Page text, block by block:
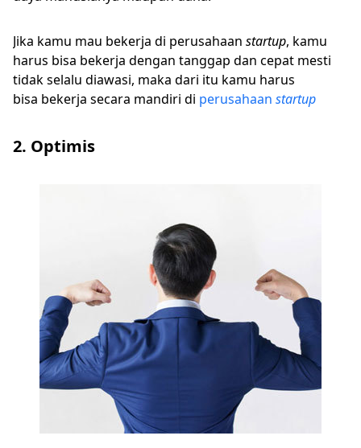
Jika kamu mau bekerja di perusahaan startup, kamu
harus bisa bekerja dengan tanggap dan cepat mesti
tidak selalu diawasi, maka dari itu kamu harus
bisa bekerja secara mandiri di perusahaan startup
2. Optimis